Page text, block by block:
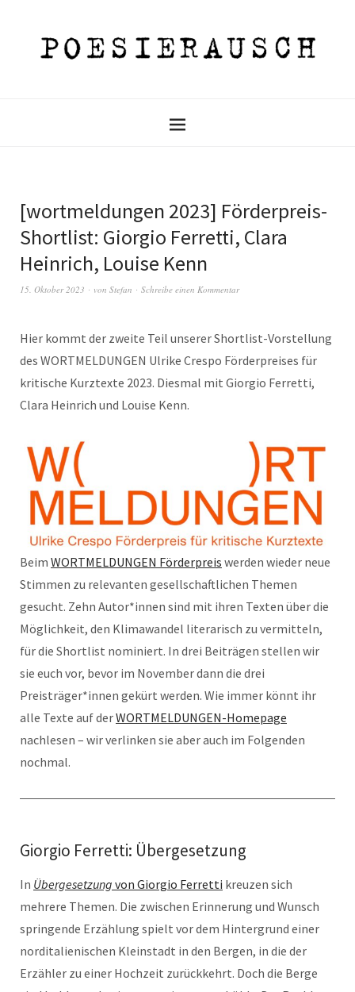
[wortmeldungen 2023] Förderpreis-
Shortlist: Giorgio Ferretti, Clara
Heinrich, Louise Kenn
15. Oktober 2023 von Stefan Schreibe einen Kommentar
Hier kommt der zweite Teil unserer Shortlist-Vorstellung
des WORTMELDUNGEN Ulrike Crespo Förderpreises für
kritische Kurztexte 2023. Diesmal mit Giorgio Ferretti,
Clara Heinrich und Louise Kenn.
Beim WORTMELDUNGEN Förderpreis werden wieder neue
Stimmen zu relevanten gesellschaftlichen Themen
gesucht. Zehn Autor*innen sind mit ihren Texten über die
Möglichkeit, den Klimawandel literarisch zu vermitteln,
für die Shortlist nominiert. In drei Beiträgen stellen wir
sie euch vor, bevor im November dann die drei
Preisträger*innen gekürt werden. Wie immer könnt ihr
alle Texte auf derWORTMELDUNGEN-Homepage
nachlesen – wir verlinken sie aber auch im Folgenden
nochmal.
Giorgio Ferretti: Übergesetzung
In Übergesetzung von Giorgio Ferretti kreuzen sich
mehrere Themen. Die zwischen Erinnerung und Wunsch
springende Erzählung spielt vor dem Hintergrund einer
norditalienischen Kleinstadt in den Bergen, in die der
Erzähler zu einer Hochzeit zurückkehrt. Doch die Berge